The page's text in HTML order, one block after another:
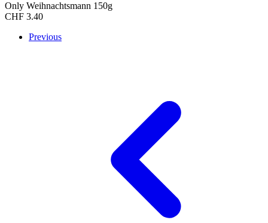
Only Weihnachtsmann 150g
CHF 3.40
Previous